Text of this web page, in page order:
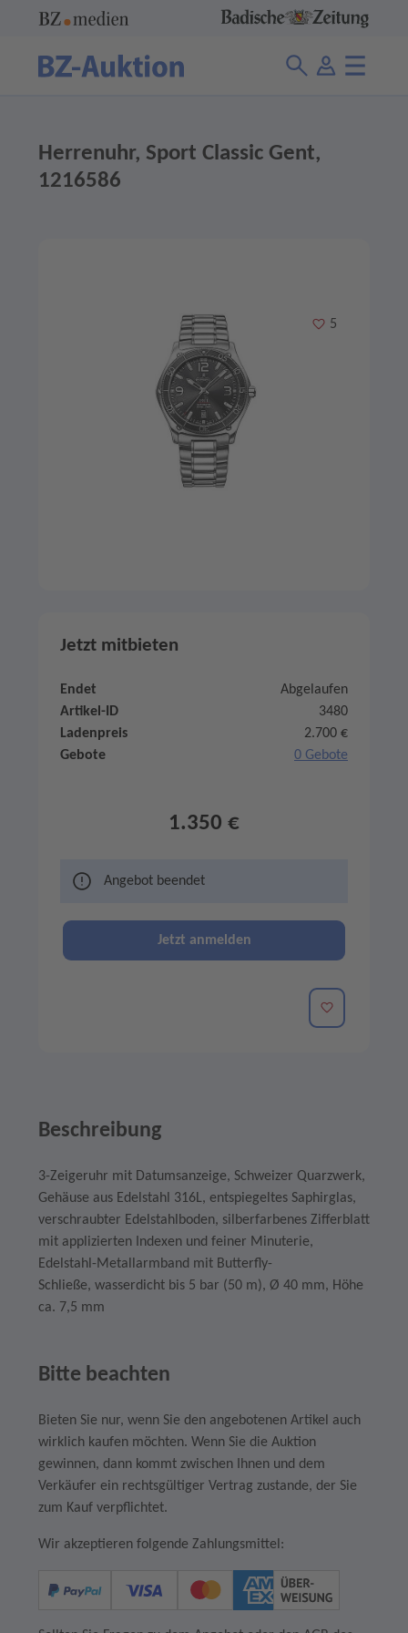
Herrenuhr, Sport Classic Gent,
1216586
Merken
5
Jetzt mitbieten
Endet
Abgelaufen
Artikel-ID
3480
Ladenpreis
2.700 €
Gebote
0 Gebote
1.350 €
Angebot beendet
Jetzt anmelden
Merken
Beschreibung
3-Zeigeruhr mit Datumsanzeige, Schweizer Quarzwerk,
Gehäuse aus Edelstahl 316L, entspiegeltes Saphirglas,
verschraubter Edelstahlboden, silberfarbenes Zifferblatt
mit applizierten Indexen und feiner Minuterie,
Edelstahl-Metallarmband mit Butterfly-
Schließe, wasserdicht bis 5 bar (50 m), Ø 40 mm, Höhe
ca. 7,5 mm
Bitte beachten
Bieten Sie nur, wenn Sie den angebotenen Artikel auch
wirklich kaufen möchten. Wenn Sie die Auktion
gewinnen, dann kommt zwischen Ihnen und dem
Verkäufer ein rechtsgültiger Vertrag zustande, der Sie
zum Kauf verpflichtet.
Wir akzeptieren folgende Zahlungsmittel: